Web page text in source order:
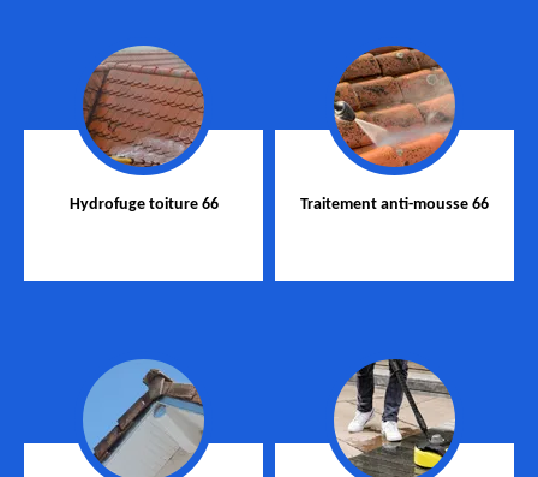
Hydrofuge toiture 66 Traitement anti-mousse 66